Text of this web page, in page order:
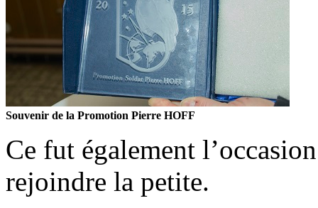
Souvenir de la Promotion Pierre HOFF
Ce fut également
rejoindre la petite.